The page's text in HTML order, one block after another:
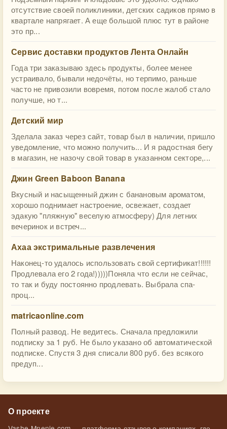
отсутствие своей поликлиники, детских садиков прямо в
квартале напрягает. А еще большой плюс тут в районе
это пр...
Сервис доставки продуктов Лента Онлайн
Года три заказываю здесь продукты, более менее
устраивало, бывали недочёты, но терпимо, раньше
часто не привозили вовремя, потом после жалоб стало
получше, но т...
Детский мир
Зделала заказ через сайт, товар был в наличии, пришло
уведомление, что можно получить... И я радостная бегу
в магазин, не назочу свой товар в указанном секторе,...
Джин Green Baboon Banana
Вкусный и насыщенный джин с банановым ароматом,
хорошо поднимает настроение, освежает, создает
эдакую "пляжную" веселую атмосферу) Для летних
вечеринок и встреч...
Ахаа экстримальные развлечения
Наконец-то удалось использовать свой сертификат!!!!!!
Продлевала его 2 года!)))))Поняла что если не сейчас,
то так и буду постоянно продлевать. Выбрала спа-
проц...
matricaonline.com
Полный развод. Не ведитесь. Сначала предложили
подписку за 1 руб. Не было указано об автоматической
подписке. Спустя 3 дня списали 800 руб. без всякого
предуп...
О проекте